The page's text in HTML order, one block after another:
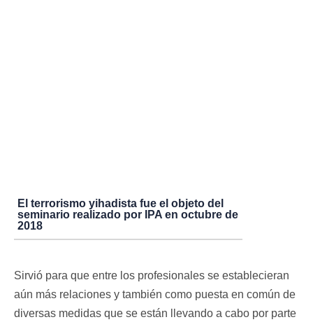
El terrorismo yihadista fue el objeto del
seminario realizado por IPA en octubre de
2018
Sirvió para que entre los profesionales se establecieran
aún más relaciones y también como puesta en común de
diversas medidas que se están llevando a cabo por parte